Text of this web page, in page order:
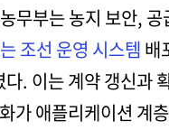
무부는 농지 보안,
조선 운영 시스템 배
. 이는 계약 갱신과
가 애플리케이션 계